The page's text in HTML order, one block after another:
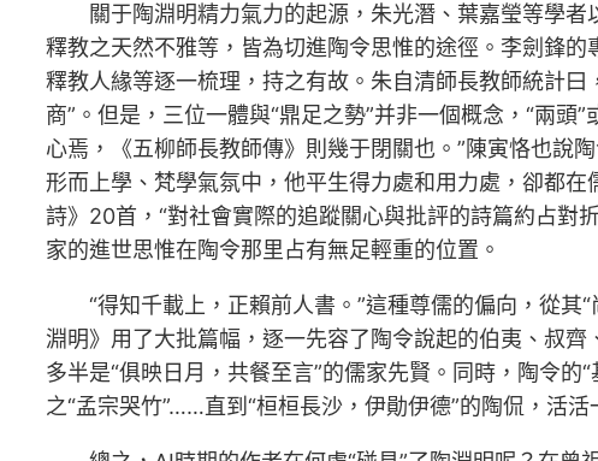
關于陶淵明精力氣力的起源，朱光潛、葉嘉瑩等學
釋教之天然不雅等，皆為切進陶令思惟的途徑。李劍鋒
釋教人緣等逐一梳理，持之有故。朱自清師長教師統計
商”。但是，三位一體與“鼎足之勢”并非一個概念，“兩頭
心焉，《五柳師長教師傳》則幾于閉關也。”陳寅恪也說
形而上學、梵學氣氛中，他平生得力處和用力處，卻都
詩》20首，“對社會實際的追蹤關心與批評的詩篇約占對
家的進世思惟在陶令那里占有無足輕重的位置。
“得知千載上，正賴前人書。”這種尊儒的偏向，從
淵明》用了大批篇幅，逐一先容了陶令說起的伯夷、叔
多半是“俱映日月，共餐至言”的儒家先賢。同時，陶令
之“孟宗哭竹”……直到“桓桓長沙，伊勛伊德”的陶侃，活